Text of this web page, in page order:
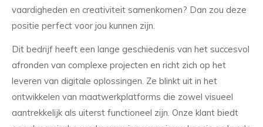
vaardigheden en creativiteit samenkomen? Dan zou deze
positie perfect voor jou kunnen zijn.
Dit bedrijf heeft een lange geschiedenis van het succesvol
afronden van complexe projecten en richt zich op het
leveren van digitale oplossingen. Ze blinkt uit in het
ontwikkelen van maatwerkplatforms die zowel visueel
aantrekkelijk als uiterst functioneel zijn. Onze klant biedt